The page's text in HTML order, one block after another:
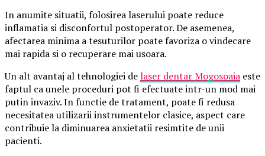
In anumite situatii, folosirea laserului poate reduce
inflamatia si disconfortul postoperator. De asemenea,
afectarea minima a tesuturilor poate favoriza o vindecare
mai rapida si o recuperare mai usoara.
Un alt avantaj al tehnologiei delaser dentar Mogosoaia este
faptul ca unele proceduri pot fi efectuate intr-un mod mai
putin invaziv. In functie de tratament, poate fi redusa
necesitatea utilizarii instrumentelor clasice, aspect care
contribuie la diminuarea anxietatii resimtite de unii
pacienti.